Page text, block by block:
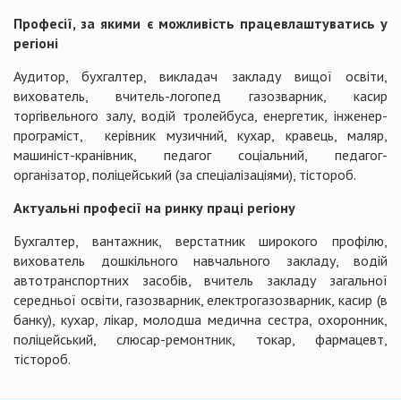
Професії, за якими є можливість працевлаштуватись у
регіоні
Аудитор, бухгалтер, викладач закладу вищої освіти,
вихователь, вчитель-логопед газозварник, касир
торгівельного залу, водій тролейбуса, енергетик, інженер-
програміст, керівник музичний, кухар, кравець, маляр,
машиніст-кранівник, педагог соціальний, педагог-
організатор, поліцейський (за спеціалізаціями), тістороб.
Актуальні професії на ринку праці регіону
Бухгалтер, вантажник, верстатник широкого профілю,
вихователь дошкільного навчального закладу, водій
автотранспортних засобів, вчитель закладу загальної
середньої освіти, газозварник, електрогазозварник, касир (в
банку), кухар, лікар, молодша медична сестра, охоронник,
поліцейський, слюсар-ремонтник, токар, фармацевт,
тістороб.